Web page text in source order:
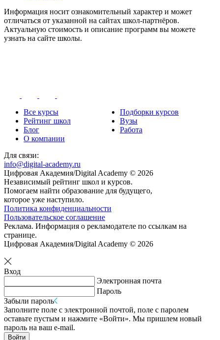
Информация носит ознакомительный характер и может
отличаться от указанной на сайтах школ-партнёров.
Актуальную стоимость и описание программ вы можете
узнать на сайте школы.
Все курсы
Подборки курсов
Рейтинг школ
Вузы
Блог
Работа
О компании
Для связи:
info@digital-academy.ru
Цифровая Академия/Digital Academy © 2026
Независимый рейтинг школ и курсов.
Помогаем найти образование для будущего,
которое уже наступило.
Политика конфиденциальности
Пользовательское соглашение
Реклама. Информация о рекламодателе по ссылкам на
странице.
Цифровая Академия/Digital Academy © 2026
Вход
Электронная почта
Пароль
Забыли пароль
Заполните поле с электронной почтой, поле с паролем
оставьте пустым и нажмите «Войти». Мы пришлем новый
пароль на ваш e-mail.
Войти